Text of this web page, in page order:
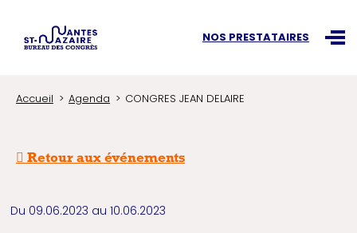
NOS PRESTATAIRES
Accueil Agenda CONGRES JEAN DELAIRE
Retour aux événements
Du 09.06.2023 au 10.06.2023